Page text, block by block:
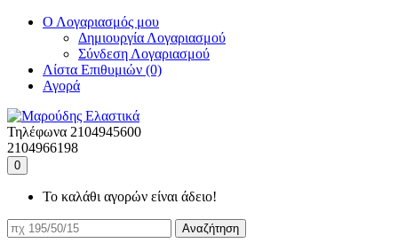
Ο Λογαριασμός μου
Δημιουργία Λογαριασμού
Σύνδεση Λογαριασμού
Λίστα Επιθυμιών (0)
Αγορά
Τηλέφωνα 2104945600
2104966198
0
Το καλάθι αγορών είναι άδειο!
Αναζήτηση